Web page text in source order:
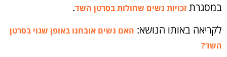
במסגרת זכויות נשים שחולות בסרטן השד.
לקריאה באותו הנושא: האם נשים אובחנו באופן שגוי בסרטן
השד?